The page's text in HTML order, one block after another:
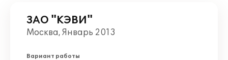
ЗАО "КЭВИ"
Москва, Январь 2013
Вариант работы